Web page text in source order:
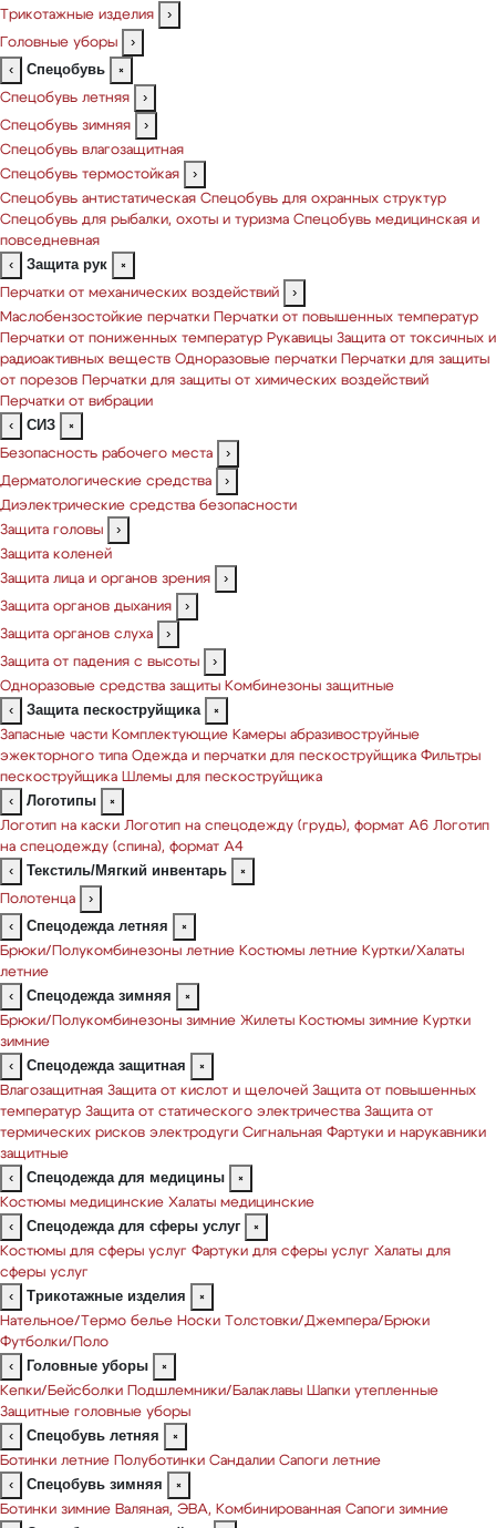
Трикотажные изделия
›
Головные уборы
›
‹
Спецобувь
×
Спецобувь летняя
›
Спецобувь зимняя
›
Спецобувь влагозащитная
Спецобувь термостойкая
›
Спецобувь антистатическая Спецобувь для охранных структур
Спецобувь для рыбалки, охоты и туризма Спецобувь медицинская и
повседневная
‹
Защита рук
×
Перчатки от механических воздействий
›
Маслобензостойкие перчатки
Перчатки от повышенных температур
Перчатки от пониженных температур Рукавицы Защита от токсичных и
радиоактивных веществ Одноразовые перчатки
Перчатки для защиты
от порезов
Перчатки для защиты от химических воздействий
Перчатки от вибрации
‹
СИЗ
×
Безопасность рабочего места
›
Дерматологические средства
›
Диэлектрические средства безопасности
Защита головы
›
Защита коленей
Защита лица и органов зрения
›
Защита органов дыхания
›
Защита органов слуха
›
Защита от падения с высоты
›
Одноразовые средства защиты Комбинезоны защитные
‹
Защита пескоструйщика
×
Запасные части Комплектующие Камеры абразивоструйные
эжекторного типа Одежда и перчатки для пескоструйщика Фильтры
пескоструйщика Шлемы для пескоструйщика
‹
Логотипы
×
Логотип на каски Логотип на спецодежду (грудь), формат А6 Логотип
на спецодежду (спина), формат А4
‹
Текстиль/Мягкий инвентарь
×
Полотенца
›
‹
Спецодежда летняя
×
Брюки/Полукомбинезоны летние Костюмы летние Куртки/Халаты
летние
‹
Спецодежда зимняя
×
Брюки/Полукомбинезоны зимние Жилеты Костюмы зимние Куртки
зимние
‹
Спецодежда защитная
×
Влагозащитная Защита от кислот и щелочей Защита от повышенных
температур Защита от статического электричества Защита от
термических рисков электродуги Сигнальная Фартуки и нарукавники
защитные
‹
Спецодежда для медицины
×
Костюмы медицинские Халаты медицинские
‹
Спецодежда для сферы услуг
×
Костюмы для сферы услуг Фартуки для сферы услуг Халаты для
сферы услуг
‹
Трикотажные изделия
×
Нательное/Термо белье Носки
Толстовки/Джемпера/Брюки
Футболки/Поло
‹
Головные уборы
×
Кепки/Бейсболки
Подшлемники/Балаклавы Шапки утепленные
Защитные головные уборы
‹
Спецобувь летняя
×
Ботинки летние
Полуботинки Сандалии Сапоги летние
‹
Спецобувь зимняя
×
Ботинки зимние Валяная, ЭВА, Комбинированная Сапоги зимние